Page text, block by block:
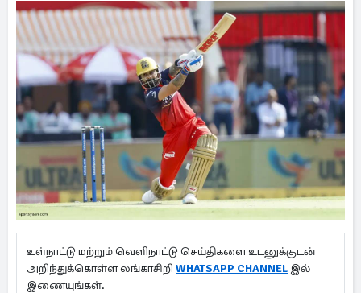
உள்நாட்டு மற்றும் வெளிநாட்டு செய்திகளை உடனுக்குடன்
அறிந்துக்கொள்ள லங்காசிறி WHATSAPP CHANNEL இல்
இணையுங்கள்.